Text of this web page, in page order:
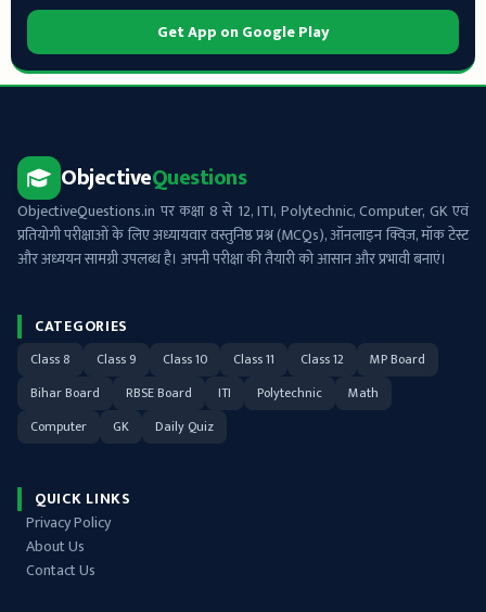
Get App on Google Play
ObjectiveQuestions
ObjectiveQuestions.in पर कक्षा 8 से 12, ITI, Polytechnic, Computer, GK एवं
प्रतियोगी परीक्षाओं के लिए अध्यायवार वस्तुनिष्ठ प्रश्न (MCQs), ऑनलाइन क्विज़, मॉक टेस्ट
और अध्ययन सामग्री उपलब्ध है। अपनी परीक्षा की तैयारी को आसान और प्रभावी बनाएं।
CATEGORIES
Class 8 Class 9 Class 10 Class 11 Class 12
MP Board
Bihar Board
RBSE Board ITI Polytechnic
Math
Computer
GK Daily Quiz
QUICK LINKS
Privacy Policy
About Us
Contact Us